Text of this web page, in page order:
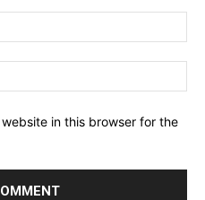
in this browser for the